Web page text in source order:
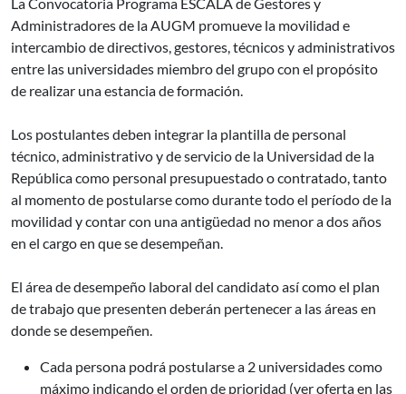
Administradores de la AUGM promueve la movilidad e
intercambio de directivos, gestores, técnicos y administrativos
entre las universidades miembro del grupo con el propósito
de realizar una estancia de formación.
Los postulantes deben integrar la plantilla de personal
técnico, administrativo y de servicio de la Universidad de la
República como personal presupuestado o contratado, tanto
al momento de postularse como durante todo el período de la
movilidad y contar con una antigüedad no menor a dos años
en el cargo en que se desempeñan.
El área de desempeño laboral del candidato así como el plan
de trabajo que presenten deberán pertenecer a las áreas en
donde se desempeñen.
Cada persona podrá postularse a 2 universidades como
máximo indicando el orden de prioridad (ver oferta en las